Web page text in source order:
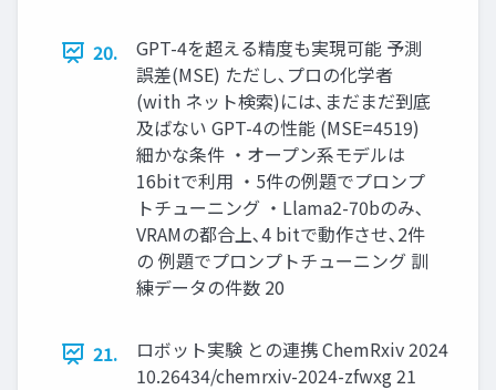
20.
GPT-4を超える精度も実現可能 予測
誤差(MSE) ただし､プロの化学者
(with ネット検索)には､まだまだ到底
及ばない GPT-4の性能 (MSE=4519)
細かな条件 ・オープン系モデルは
16bitで利用 ・5件の例題でプロンプ
トチューニング ・Llama2-70bのみ､
VRAMの都合上､4 bitで動作させ､2件
の 例題でプロンプトチューニング 訓
練データの件数 20
21.
ロボット実験 との連携 ChemRxiv 2024
10.26434/chemrxiv-2024-zfwxg 21